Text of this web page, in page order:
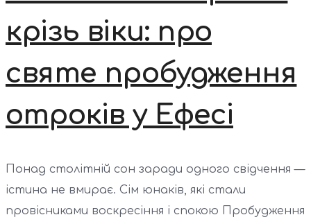
крізь віки: про
святе пробудження
отроків у Ефесі
Понад столітній сон заради одного свідчення —
істина не вмирає. Сім юнаків, які стали
провісниками воскресіння і спокою Пробудження